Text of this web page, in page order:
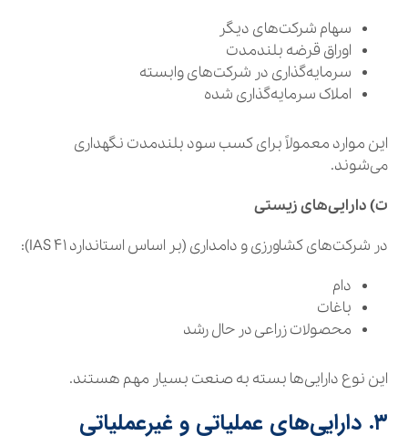
سهام شرکت‌های دیگر
اوراق قرضه بلندمدت
سرمایه‌گذاری در شرکت‌های وابسته
املاک سرمایه‌گذاری شده
این موارد معمولاً برای کسب سود بلندمدت نگهداری
می‌شوند.
ت) دارایی‌های زیستی
در شرکت‌های کشاورزی و دامداری (بر اساس استاندارد IAS ۴۱):
دام
باغات
محصولات زراعی در حال رشد
این نوع دارایی‌ها بسته به صنعت بسیار مهم هستند.
۳. دارایی‌های عملیاتی و غیرعملیاتی